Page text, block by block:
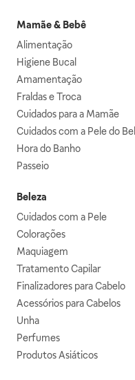
Mamãe & Bebê
Alimentação
Higiene Bucal
Amamentação
Fraldas e Troca
Cuidados para a Mamãe
Cuidados com a Pele do
Hora do Banho
Passeio
Beleza
Cuidados com a Pele
Colorações
Maquiagem
Tratamento Capilar
Finalizadores para Cabelo
Acessórios para Cabelos
Unha
Perfumes
Produtos Asiáticos